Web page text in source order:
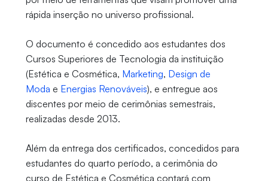
rápida inserção no universo profissional.
O documento é concedido aos estudantes dos
Cursos Superiores de Tecnologia da instituição
(Estética e Cosmética, Marketing, Design de
Moda e Energias Renováveis), e entregue aos
discentes por meio de cerimônias semestrais,
realizadas desde 2013.
Além da entrega dos certificados, concedidos para
estudantes do quarto período, a cerimônia do
curso de Estética e Cosmética contará com